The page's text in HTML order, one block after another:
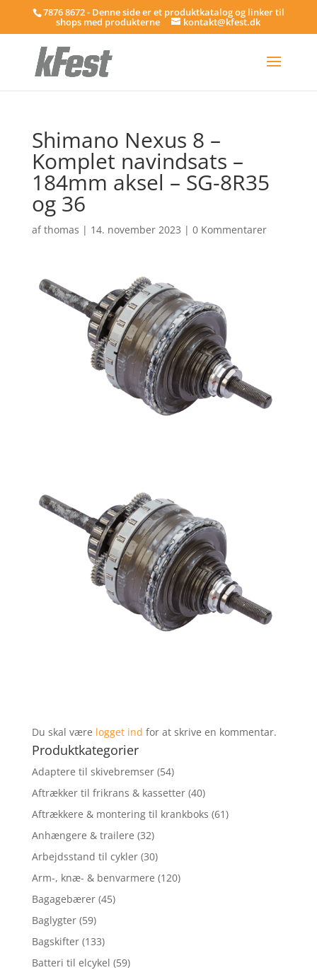
7876 8672 - Denne side er et produktkatalog og linker til
shops med produkterne kontakt@kfest.dk
Shimano Nexus 8 –
Komplet navindsats –
184mm aksel – SG-8R35
og 36
afthomas | 14. november 2023 | 0 Kommentarer
Du skal være logget ind for at skrive en kommentar.
Produktkategorier
Adaptere til skivebremser (54)
Aftrækker til frikrans & kassetter (40)
Aftrækkere & montering til krankboks (61)
Anhængere & trailere (32)
Arbejdsstand til cykler (30)
Arm-, knæ- & benvarmere (120)
Bagagebærer (45)
Baglygter (59)
Bagskifter (133)
Batteri til elcykel (59)